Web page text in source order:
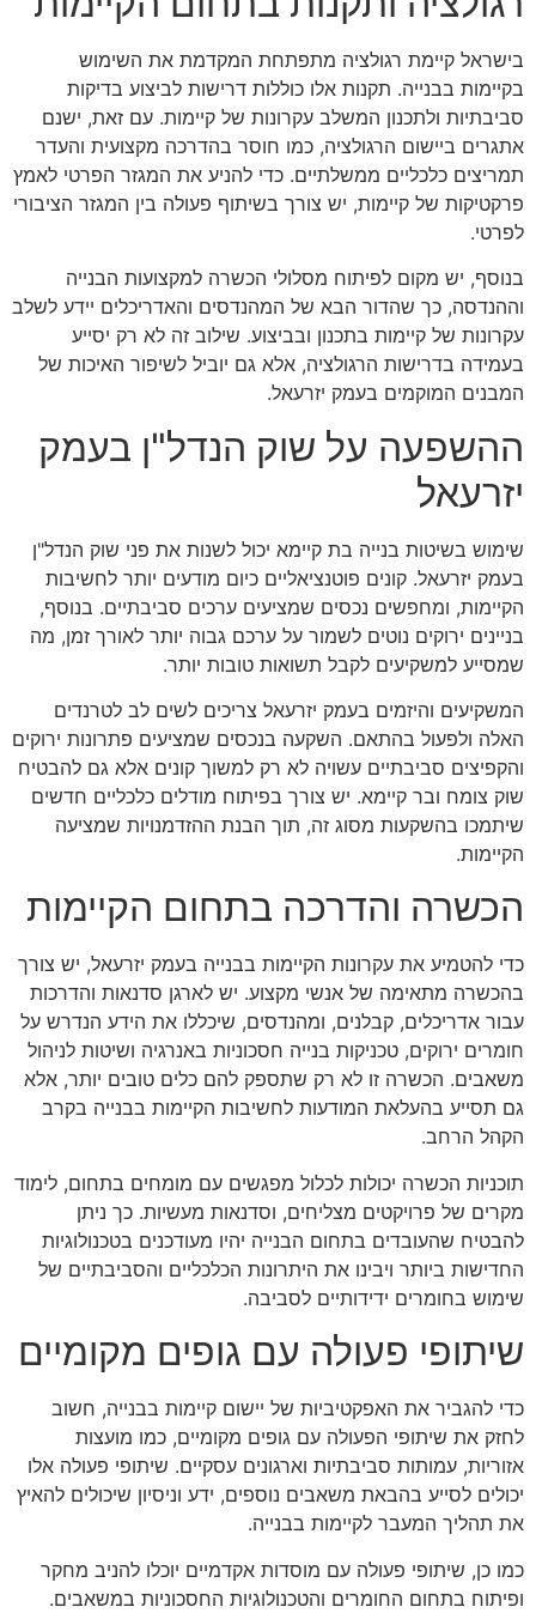
בישראל קיימת רגולציה מתפתחת המקדמת את השימוש
בקיימות בבנייה. תקנות אלו כוללות דרישות לביצוע בדיקות
סביבתיות ולתכנון המשלב עקרונות של קיימות. עם זאת, ישנם
אתגרים ביישום הרגולציה, כמו חוסר בהדרכה מקצועית והעדר
תמריצים כלכליים ממשלתיים. כדי להניע את המגזר הפרטי לאמץ
פרקטיקות של קיימות, יש צורך בשיתוף פעולה בין המגזר הציבורי
לפרטי.
בנוסף, יש מקום לפיתוח מסלולי הכשרה למקצועות הבנייה
וההנדסה, כך שהדור הבא של המהנדסים והאדריכלים יידע לשלב
עקרונות של קיימות בתכנון ובביצוע. שילוב זה לא רק יסייע
בעמידה בדרישות הרגולציה, אלא גם יוביל לשיפור האיכות של
המבנים המוקמים בעמק יזרעאל.
ההשפעה על שוק הנדל"ן בעמק
יזרעאל
שימוש בשיטות בנייה בת קיימא יכול לשנות את פני שוק הנדל"ן
בעמק יזרעאל. קונים פוטנציאליים כיום מודעים יותר לחשיבות
הקיימות, ומחפשים נכסים שמציעים ערכים סביבתיים. בנוסף,
בניינים ירוקים נוטים לשמור על ערכם גבוה יותר לאורך זמן, מה
שמסייע למשקיעים לקבל תשואות טובות יותר.
המשקיעים והיזמים בעמק יזרעאל צריכים לשים לב לטרנדים
האלה ולפעול בהתאם. השקעה בנכסים שמציעים פתרונות ירוקים
והקפיצים סביבתיים עשויה לא רק למשוך קונים אלא גם להבטיח
שוק צומח ובר קיימא. יש צורך בפיתוח מודלים כלכליים חדשים
שיתמכו בהשקעות מסוג זה, תוך הבנת ההזדמנויות שמציעה
הקיימות.
הכשרה והדרכה בתחום הקיימות
כדי להטמיע את עקרונות הקיימות בבנייה בעמק יזרעאל, יש צורך
בהכשרה מתאימה של אנשי מקצוע. יש לארגן סדנאות והדרכות
עבור אדריכלים, קבלנים, ומהנדסים, שיכללו את הידע הנדרש על
חומרים ירוקים, טכניקות בנייה חסכוניות באנרגיה ושיטות לניהול
משאבים. הכשרה זו לא רק שתספק להם כלים טובים יותר, אלא
גם תסייע בהעלאת המודעות לחשיבות הקיימות בבנייה בקרב
הקהל הרחב.
תוכניות הכשרה יכולות לכלול מפגשים עם מומחים בתחום, לימוד
מקרים של פרויקטים מצליחים, וסדנאות מעשיות. כך ניתן
להבטיח שהעובדים בתחום הבנייה יהיו מעודכנים בטכנולוגיות
החדישות ביותר ויבינו את היתרונות הכלכליים והסביבתיים של
שימוש בחומרים ידידותיים לסביבה.
שיתופי פעולה עם גופים מקומיים
כדי להגביר את האפקטיביות של יישום קיימות בבנייה, חשוב
לחזק את שיתופי הפעולה עם גופים מקומיים, כמו מועצות
אזוריות, עמותות סביבתיות וארגונים עסקיים. שיתופי פעולה אלו
יכולים לסייע בהבאת משאבים נוספים, ידע וניסיון שיכולים להאיץ
את תהליך המעבר לקיימות בבנייה.
כמו כן, שיתופי פעולה עם מוסדות אקדמיים יוכלו להניב מחקר
ופיתוח בתחום החומרים והטכנולוגיות החסכוניות במשאבים.